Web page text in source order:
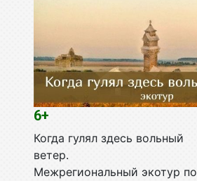
6+
Когда гулял здесь вольный
ветер.
Межрегиональный экотур по